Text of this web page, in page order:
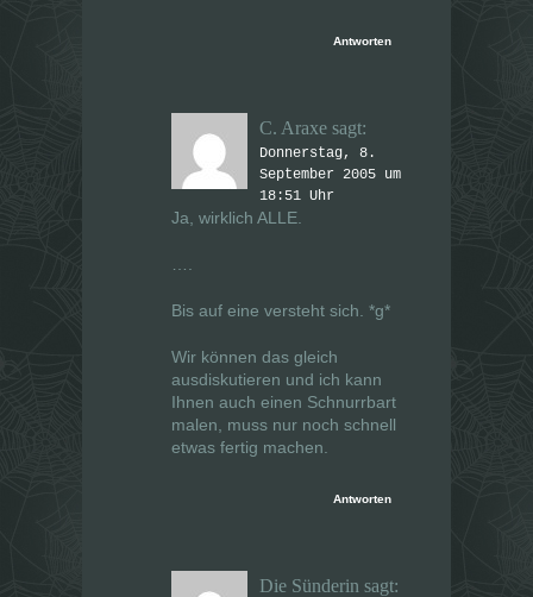
Antworten
C. Araxe sagt:
Donnerstag, 8.
September 2005 um
18:51 Uhr
Ja, wirklich ALLE.
Bis auf eine versteht sich. *g*
Wir können das gleich
ausdiskutieren und ich kann
Ihnen auch einen Schnurrbart
malen, muss nur noch schnell
etwas fertig machen.
Antworten
Die Sünderin sagt: